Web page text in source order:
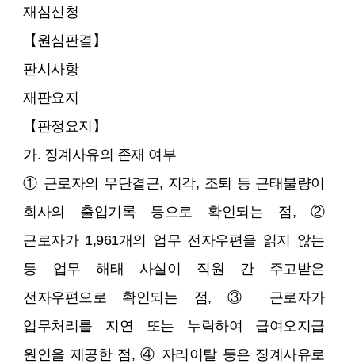
재심신청
【원심판결】
판시사항
재판요지
【판정요지】
가. 징계사유의 존재 여부
① 근로자의 무단결근, 지각, 조퇴 등 근태불량이
회사의 출입기록 등으로 확인되는 점, ②
근로자가 1,961개의 업무 전자우편을 읽지 않는
등 업무 해태 사실이 직원 간 주고받은
전자우편으로 확인되는 점, ③ 근로자가
업무처리를 지연 또는 누락하여 급여오지급
원인을 제공한 점, ④ 자리이탈 등은 징계사유로